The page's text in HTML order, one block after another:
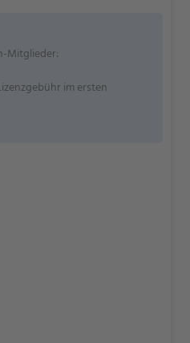
Mitglieder:
im ersten